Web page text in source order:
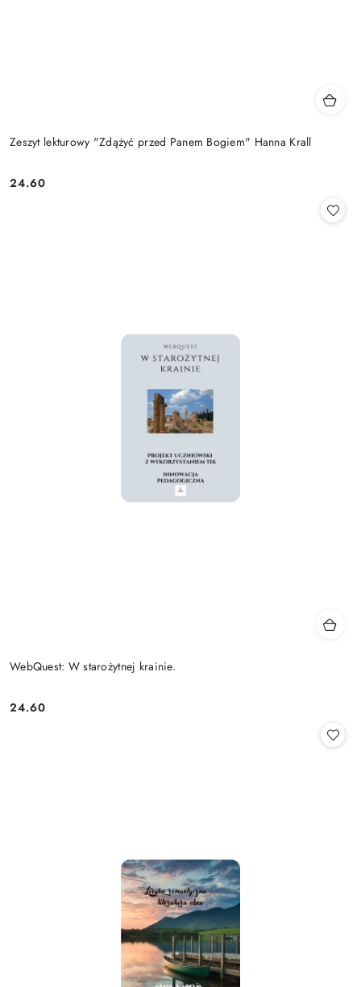
Zeszyt lekturowy "Zdążyć przed Panem Bogiem" Hanna Krall
Cena:
24.60
WebQuest: W starożytnej krainie.
Cena:
24.60